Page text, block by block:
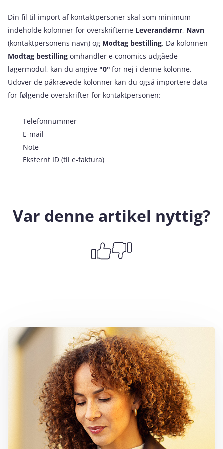
Din fil til import af kontaktpersoner skal som minimum
indeholde kolonner for overskrifterne Leverandørnr, Navn
(kontaktpersonens navn) og Modtag bestilling. Da kolonnen
Modtag bestilling omhandler e‑conomics udgåede
lagermodul, kan du angive "0" for nej i denne kolonne.
Udover de påkrævede kolonner kan du også importere data
for følgende overskrifter for kontaktpersonen:
Telefonnummer
E-mail
Note
Eksternt ID (til e-faktura)
Var denne artikel nyttig?